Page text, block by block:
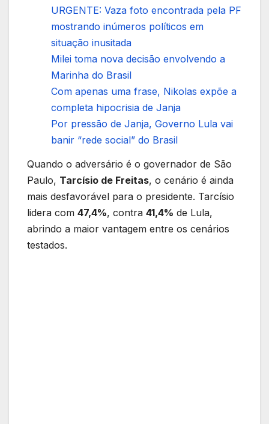
URGENTE: Vaza foto encontrada pela PF
mostrando inúmeros políticos em
situação inusitada
Milei toma nova decisão envolvendo a
Marinha do Brasil
Com apenas uma frase, Nikolas expõe a
completa hipocrisia de Janja
Por pressão de Janja, Governo Lula vai
banir “rede social” do Brasil
Quando o adversário é o governador de São
Paulo, Tarcísio de Freitas, o cenário é ainda
mais desfavorável para o presidente. Tarcísio
lidera com 47,4%, contra 41,4% de Lula,
abrindo a maior vantagem entre os cenários
testados.